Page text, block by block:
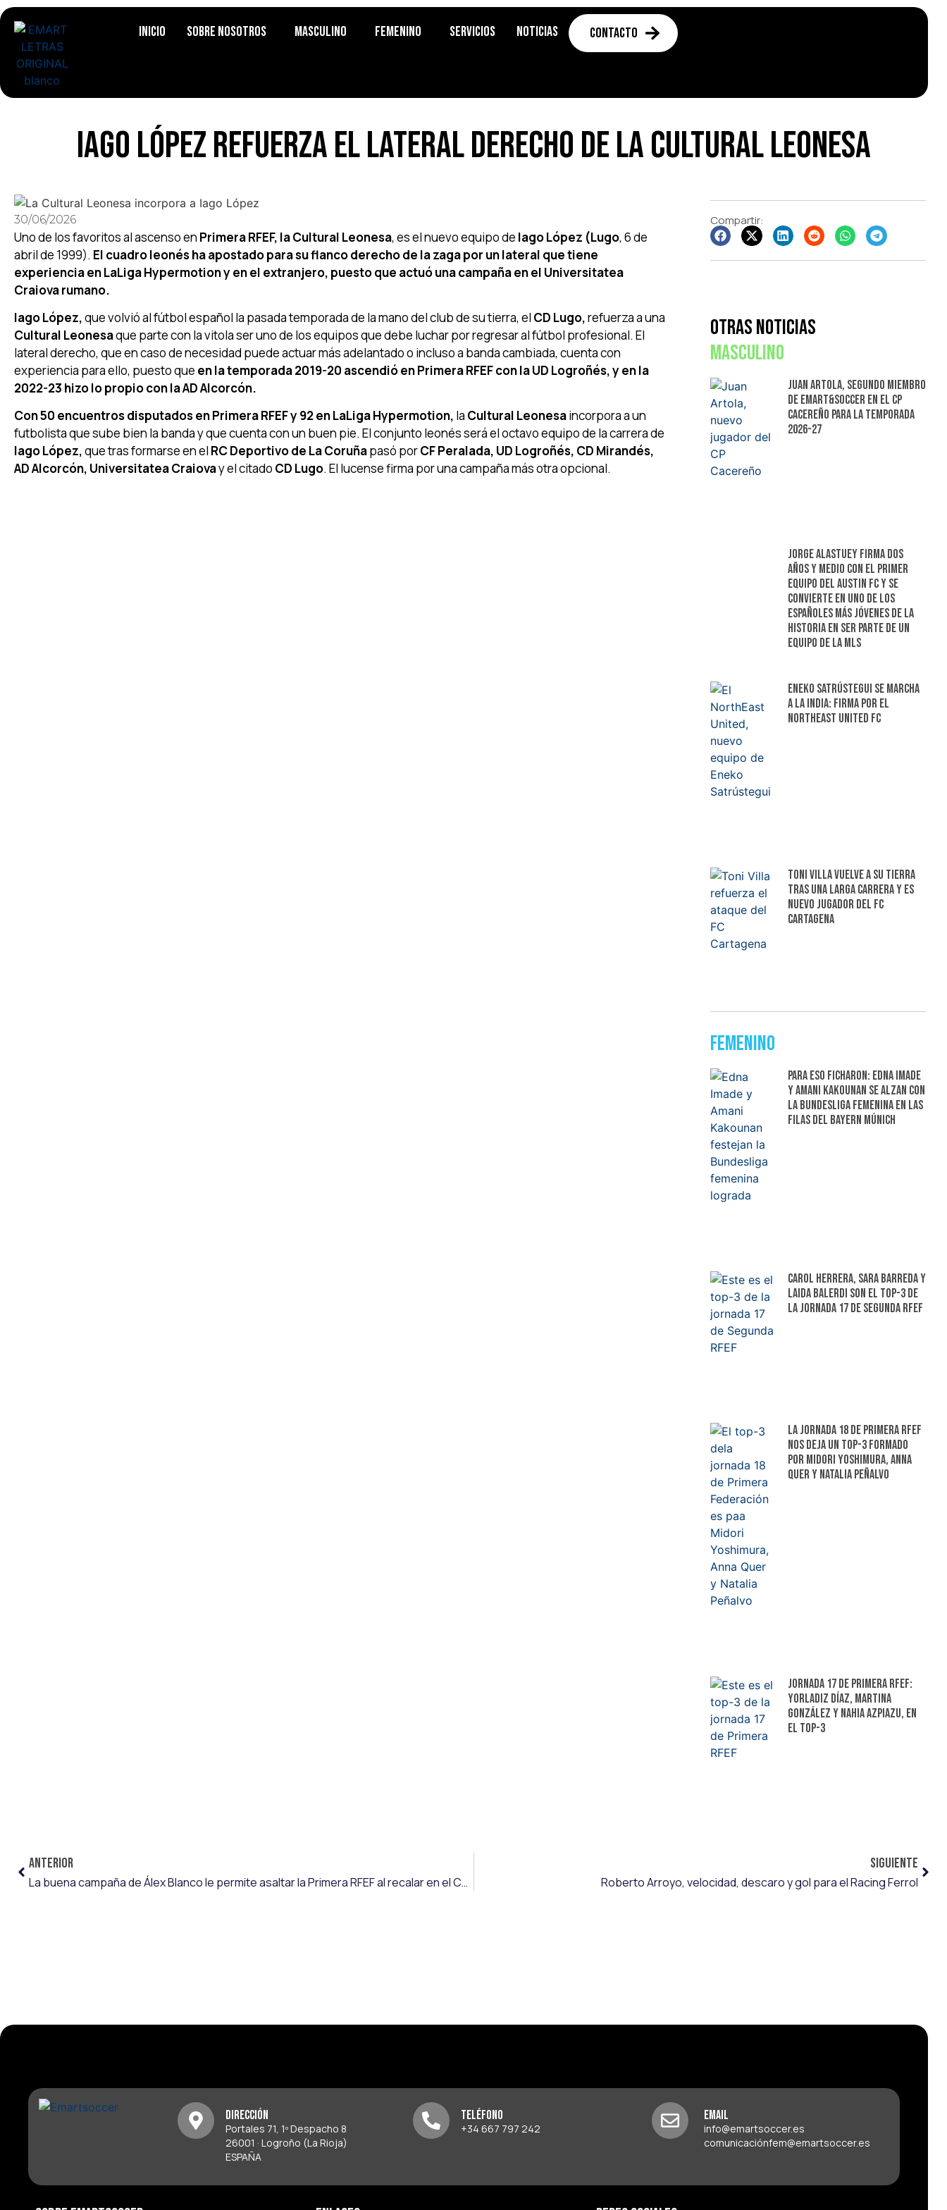
Inicio Sobre Nosotros Masculino Femenino Servicios Noticias Contacto
Iago López refuerza el lateral derecho de la Cultural Leonesa
30/06/2026
Uno de los favoritos al ascenso en Primera RFEF, la Cultural Leonesa, es el nuevo equipo de Iago López (Lugo, 6 de
abril de 1999). El cuadro leonés ha apostado para su flanco derecho de la zaga por un lateral que tiene
experiencia en LaLiga Hypermotion y en el extranjero, puesto que actuó una campaña en el Universitatea
Craiova rumano.
Iago López,que volvió al fútbol español la pasada temporada de la mano del club de su tierra, el CD Lugo,refuerza a una
Cultural Leonesaque parte con la vitola ser uno de los equipos que debe luchar por regresar al fútbol profesional. El
lateral derecho, que en caso de necesidad puede actuar más adelantado o incluso a banda cambiada, cuenta con
experiencia para ello, puesto que en la temporada 2019-20 ascendió en Primera RFEF con la UD Logroñés, y en la
2022-23 hizo lo propio con la AD Alcorcón.
Con 50 encuentros disputados en Primera RFEF y 92 en LaLiga Hypermotion, la Cultural Leonesaincorpora a un
futbolista que sube bien la banda y que cuenta con un buen pie. El conjunto leonés será el octavo equipo de la carrera de
Iago López,que tras formarse en el RC Deportivo de La Coruñapasó porCF Peralada, UD Logroñés, CD Mirandés,
AD Alcorcón, Universitatea Craiovay el citado CD Lugo. El lucense firma por una campaña más otra opcional.
Compartir:
Otras Noticias
Masculino
Juan Artola, segundo miembro
de Emart&Soccer en el CP
Cacereño para la temporada
2026-27
Jorge Alastuey firma dos
años y medio con el primer
equipo del Austin FC y se
convierte en uno de los
españoles más jóvenes de la
historia en ser parte de un
equipo de la MLS
Eneko Satrústegui se marcha
a la India: firma por el
NorthEast United FC
Toni Villa vuelve a su tierra
tras una larga carrera y es
nuevo jugador del FC
Cartagena
Femenino
Para eso ficharon: Edna Imade
y Amani Kakounan se alzan con
la Bundesliga femenina en las
filas del Bayern Múnich
Carol Herrera, Sara Barreda y
Laida Balerdi son el top-3 de
la jornada 17 de Segunda RFEF
La jornada 18 de Primera RFEF
nos deja un top-3 formado
por Midori Yoshimura, Anna
Quer y Natalia Peñalvo
Jornada 17 de Primera RFEF:
Yorladiz Díaz, Martina
González y Nahia Azpiazu, en
el top-3
ANTERIOR
La buena campaña de Álex Blanco le permite asaltar la Primera RFEF al recalar en el CD Coria
SIGUIENTE
Roberto Arroyo, velocidad, descaro y gol para el Racing Ferrol
Dirección
Portales 71, 1º Despacho 8
26001 · Logroño (La Rioja)
ESPAÑA
Teléfono
+34 667 797 242
Email
info@emartsoccer.es
comunicaciónfem@emartsoccer.es